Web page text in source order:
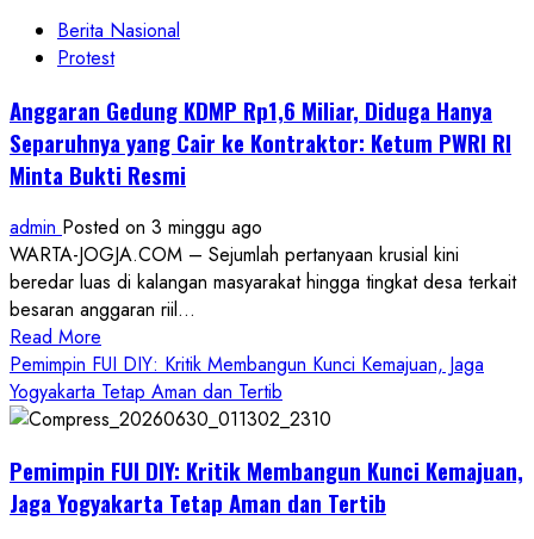
Berita Nasional
Protest
Anggaran Gedung KDMP Rp1,6 Miliar, Diduga Hanya
Separuhnya yang Cair ke Kontraktor: Ketum PWRI RI
Minta Bukti Resmi
admin Posted on 3 minggu ago
WARTA-JOGJA.COM – Sejumlah pertanyaan krusial kini
beredar luas di kalangan masyarakat hingga tingkat desa terkait
besaran anggaran riil...
Read More
more
about
Anggaran
KDMP
Rp1,6
Pemimpin FUI DIY: Kritik Membangun Kunci Kemajuan, Jaga
Yogyakarta Tetap Aman dan Tertib
Pemimpin FUI DIY: Kritik Membangun Kunci Kemajuan,
Jaga Yogyakarta Tetap Aman dan Tertib